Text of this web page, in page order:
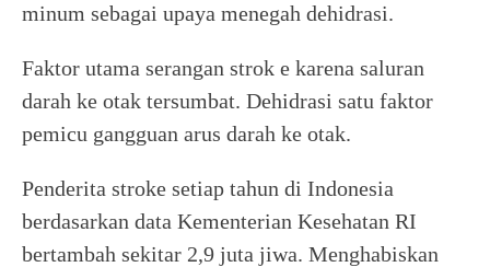
minum sebagai upaya menegah dehidrasi.
Faktor utama serangan strok e karena saluran
darah ke otak tersumbat. Dehidrasi satu faktor
pemicu gangguan arus darah ke otak.
Penderita stroke setiap tahun di Indonesia
berdasarkan data Kementerian Kesehatan RI
bertambah sekitar 2,9 juta jiwa. Menghabiskan